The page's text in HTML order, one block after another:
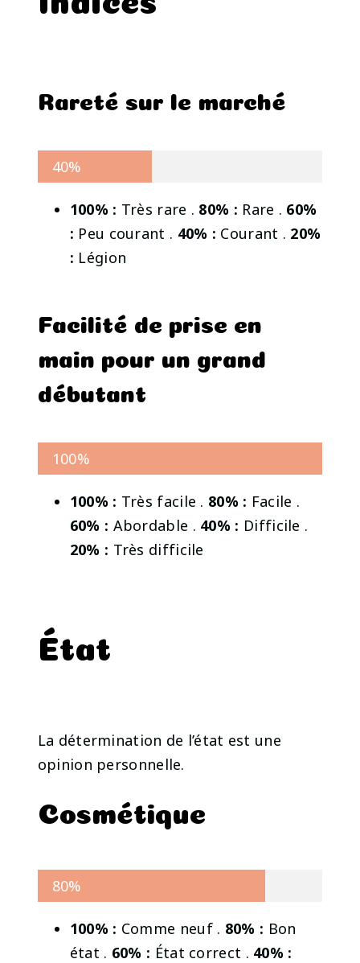
Rareté sur le marché
40%
100% : Très rare . 80% : Rare . 60%
: Peu courant . 40% : Courant . 20%
: Légion
Facilité de prise en
main pour un grand
débutant
100%
100% : Très facile . 80% : Facile .
60% : Abordable . 40% : Difficile .
20% : Très difficile
État
La détermination de l’état est une
opinion personnelle.
Cosmétique
80%
100% : Comme neuf . 80% : Bon
état . 60% : État correct . 40% :